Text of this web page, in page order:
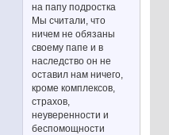
на папу подростка
Мы считали, что
ничем не обязаны
своему папе и в
наследство он не
оставил нам ничего,
кроме комплексов,
страхов,
неуверенности и
беспомощности